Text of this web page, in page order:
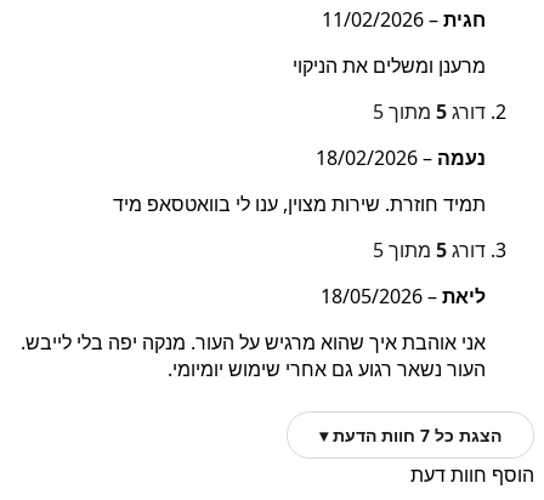
חגית–
11/02/2026
מרענן ומשלים את הניקוי
דורג5 מתוך 5
נעמה –
18/02/2026
תמיד חוזרת. שירות מצוין, ענו לי בוואטסאפ מיד
דורג5 מתוך 5
ליאת–
18/05/2026
אני אוהבת איך שהוא מרגיש על העור. מנקה יפה בלי לייבש.
העור נשאר רגוע גם אחרי שימוש יומיומי.
הצגת כל 7 חוות הדעת ▾
הוסף חוות דעת